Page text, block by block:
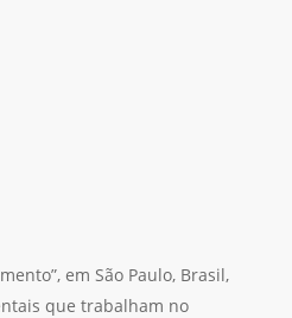
em São Paulo, Brasil,
que trabalham no